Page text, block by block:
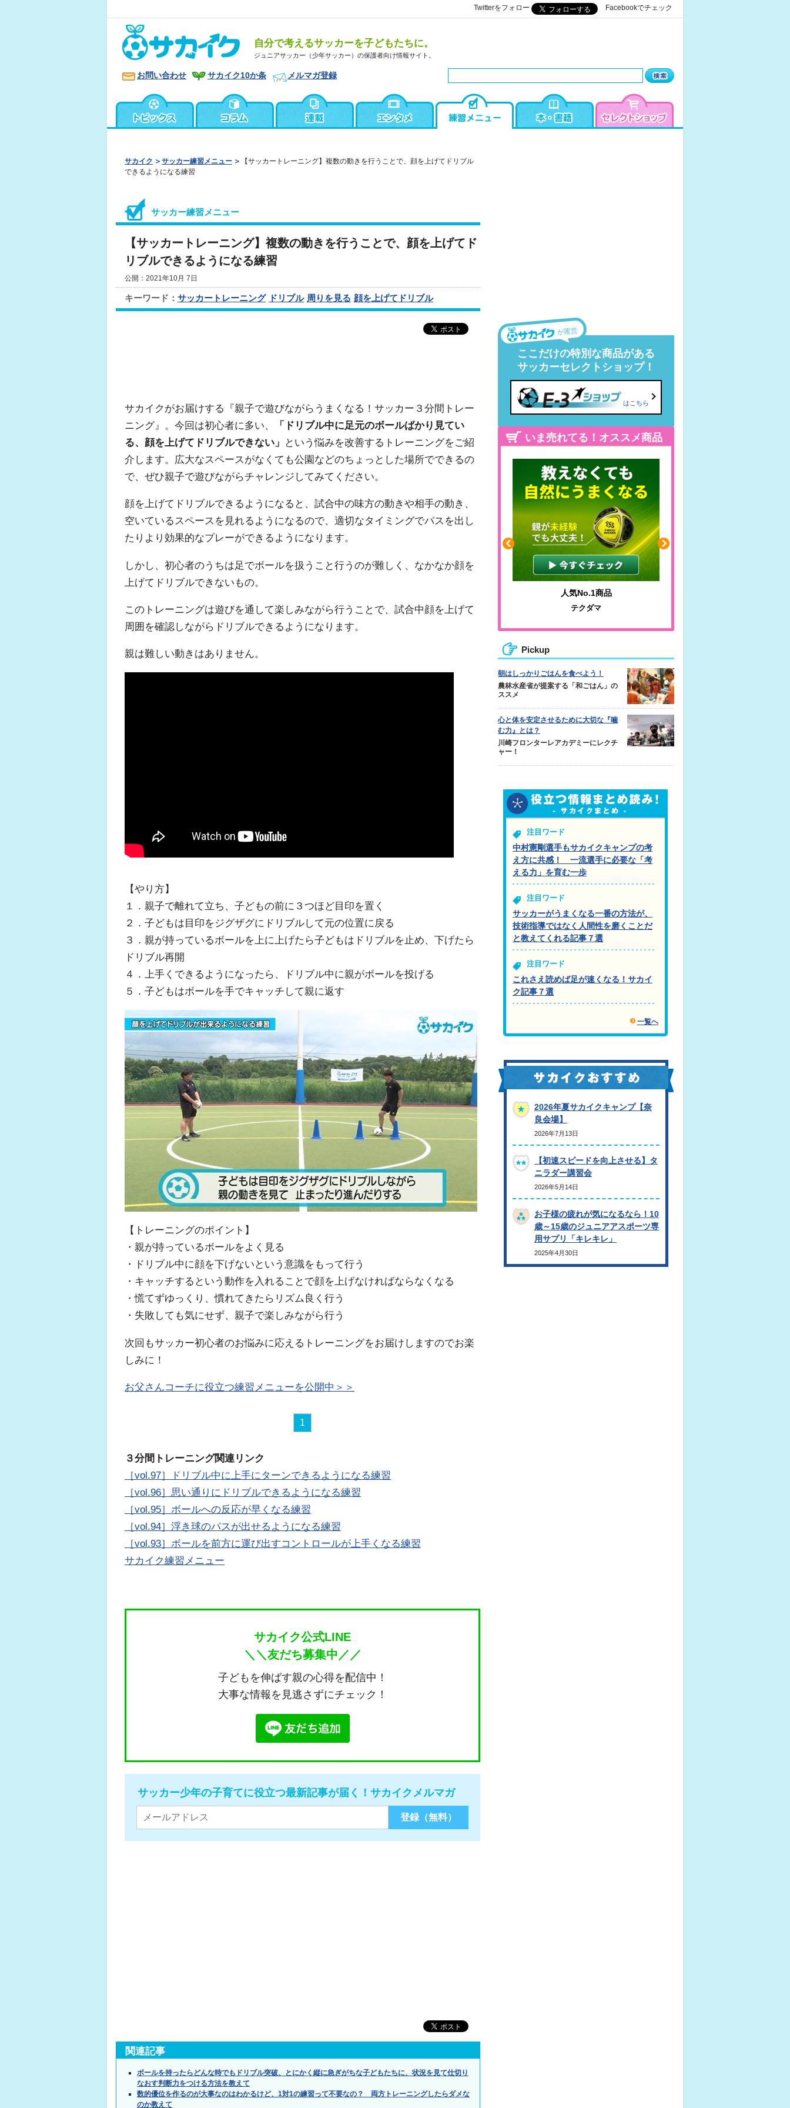
Twitterをフォロー Facebookでチェック
自分で考えるサッカーを子どもたちに。
ジュニアサッカー（少年サッカー）の保護者向け情報サイト。
お問い合わせ サカイク10か条 メルマガ登録
サカイク サッカー練習メニュー
【サッカートレーニング】複数の動きを行うことで、顔を上げてドリブル
できるようになる練習
サッカー練習メニュー
【サッカートレーニング】複数の動きを行うことで、顔を上げてド
リブルできるようになる練習
公開：2021年10月 7日
キーワード： サッカートレーニング ドリブル 周りを見る 顔を上げてドリブル
サカイクがお届けする『親子で遊びながらうまくなる！サッカー３分間トレー
ニング』。今回は初心者に多い、
「 ドリブル中に足元のボールばかり見てい
る、顔を上げてドリブルできない 」 という悩みを改善するトレーニングをご紹
介します。広大なスペースがなくても公園などのちょっとした場所でできるの
で、ぜひ親子で遊びながらチャレンジしてみてください。
顔を上げてドリブルできるようになると、試合中の味方の動きや相手の動き、
空いているスペースを見れるようになるので、適切なタイミングでパスを出し
たりより効果的なプレーができるようになります。
しかし、初心者のうちは足でボールを扱うこと行うのが難しく、なかなか顔を
上げてドリブルできないもの。
このトレーニングは遊びを通して楽しみながら行うことで、試合中顔を上げて
周囲を確認しながらドリブルできるようになります。
親は難しい動きはありません。
【やり方】
１．親子で離れて立ち、子どもの前に３つほど目印を置く
２．子どもは目印をジグザグにドリブルして元の位置に戻る
３．親が持っているボールを上に上げたら子どもはドリブルを止め、下げたら
ドリブル再開
４．上手くできるようになったら、ドリブル中に親がボールを投げる
５．子どもはボールを手でキャッチして親に返す
【トレーニングのポイント】
・親が持っているボールをよく見る
・ドリブル中に顔を下げないという意識をもって行う
・キャッチするという動作を入れることで顔を上げなければならなくなる
・慌てずゆっくり、慣れてきたらリズム良く行う
・失敗しても気にせず、親子で楽しみながら行う
次回もサッカー初心者のお悩みに応えるトレーニングをお届けしますのでお楽
しみに！
お父さんコーチに役立つ練習メニューを公開中＞＞
1
３分間トレーニング関連リンク
［vol.97］ドリブル中に上手にターンできるようになる練習
［vol.96］思い通りにドリブルできるようになる練習
［vol.95］ボールへの反応が早くなる練習
［vol.94］浮き球のパスが出せるようになる練習
［vol.93］ボールを前方に運び出すコントロールが上手くなる練習
サカイク練習メニュー
サカイク公式LINE
＼＼友だち募集中／／
子どもを伸ばす親の心得を配信中！
大事な情報を見逃さずにチェック！
サッカー少年の子育てに役立つ最新記事が届く！サカイクメルマガ
関連記事
ボールを持ったらどんな時でもドリブル突破、とにかく縦に急ぎがちな子どもたちに、状況を見て仕切り
なおす判断力をつける方法を教えて
数的優位を作るのが大事なのはわかるけど、1対1の練習って不要なの？ 両方トレーニングしたらダメな
のか教えて
が運営
ここだけの特別な商品がある
サッカーセレクトショップ！
はこちら
いま売れてる！オススメ商品
ジュニアレッグリカバリー
人気No.1商品
テクダマ
Pickup
朝はしっかりごはんを食べよう！
農林水産省が提案する「和ごはん」の
ススメ
心と体を安定させるために大切な『噛
む力』とは？
川崎フロンターレアカデミーにレクチ
ャー！
注目ワード
中村憲剛選手もサカイクキャンプの考
え方に共感！ 一流選手に必要な「考
える力」を育む一歩
注目ワード
サッカーがうまくなる一番の方法が、
技術指導ではなく人間性を磨くことだ
と教えてくれる記事７選
注目ワード
これさえ読めば足が速くなる！サカイ
ク記事７選
一覧へ
2026年夏サカイクキャンプ【奈
良会場】
2026年7月13日
【初速スピードを向上させる】タ
ニラダー講習会
2026年5月14日
お子様の疲れが気になるなら！10
歳～15歳のジュニアアスポーツ専
用サプリ「キレキレ」
2025年4月30日